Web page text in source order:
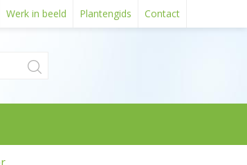
Werk in beeld Plantengids Contact